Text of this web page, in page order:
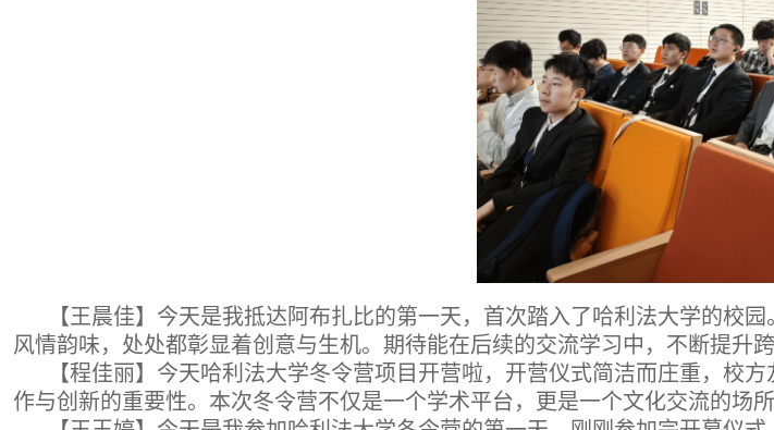
【王晨佳】今天是我抵达阿布扎比的第一天，首次踏入了哈利法大学的校
风情韵味，处处都彰显着创意与生机。期待能在后续的交流学习中，不断提升
【程佳丽】今天哈利法大学冬令营项目开营啦，开营仪式简洁而庄重，校
作与创新的重要性。本次冬令营不仅是一个学术平台，更是一个文化交流的场